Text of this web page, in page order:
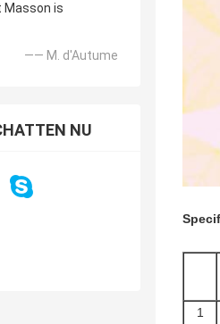
Masson is
—— M. d'Autume
NU
1